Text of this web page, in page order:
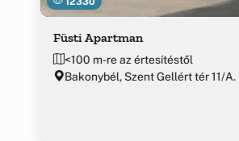
Füsti Apartman
<100 m-re az értesítéstől
Bakonybél, Szent Gellért tér 11/A.